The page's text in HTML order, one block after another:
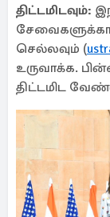
திட்டமிடவும்:
செல்லவும் (
உருவாக்க.
திட்டமிட